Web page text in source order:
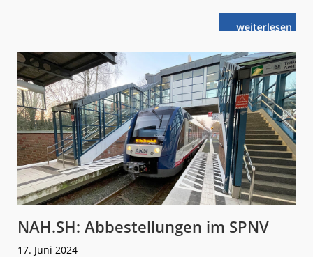
weiterlese
nZUG.SH
Zug-
Beschaffung
NAH.SH: Abbestellungen im SPNV
17. Juni 2024